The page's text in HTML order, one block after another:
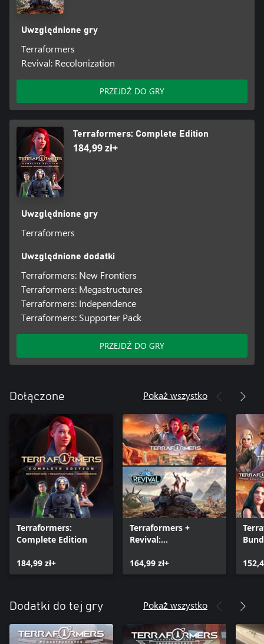
Uwzględnione gry
Terraformers
Revival: Recolonization
PRZEJDŹ DO GRY
Terraformers: Complete Edition
184,99 zł+
Uwzględnione gry
Terraformers
Uwzględnione dodatki
Terraformers: New Frontiers
Terraformers: Megastructures
Terraformers: Independence
Terraformers: Supporter Pack
PRZEJDŹ DO GRY
Dołączone Pokaż wszystko
Terraformers:
Complete Edition
184,99 zł+
Terraformers +
Revival:
164,99 zł+
Dodatki do tej gry Pokaż wszystko